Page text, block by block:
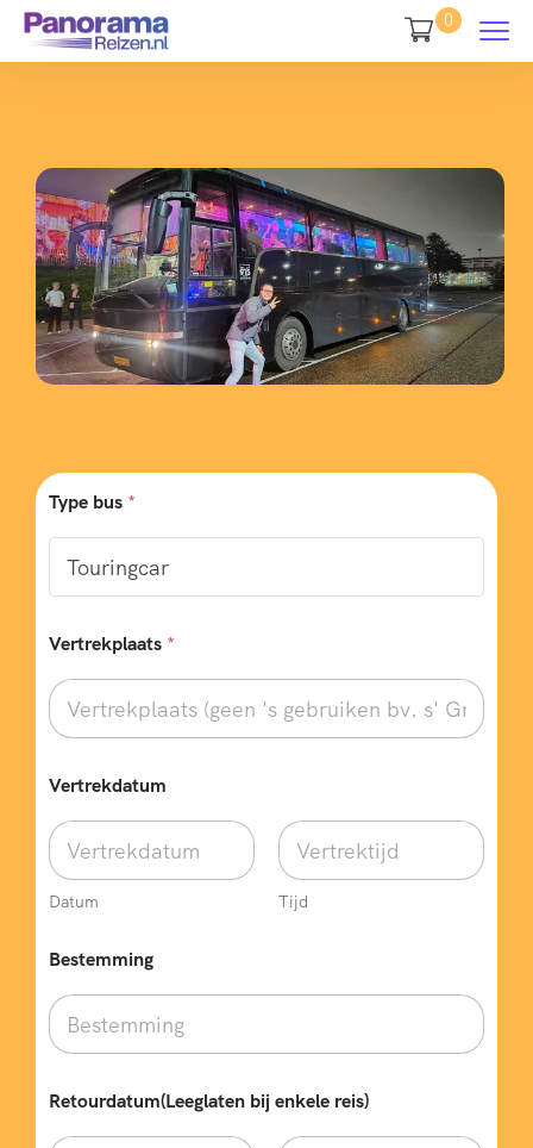
0
Type bus *
Vertrekplaats *
Vertrekdatum
Datum Tijd
Bestemming
*
Retourdatum(Leeglaten bij enkele reis)